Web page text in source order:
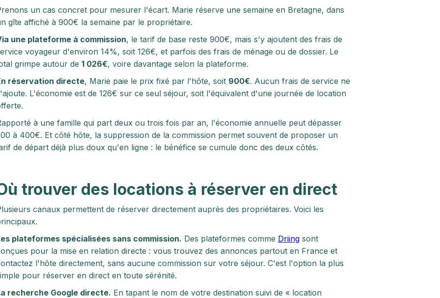
un cas concret pour mesurer l'écart. Marie réserve une semaine en Bretagne, dans
gîte affiché à 900€ la semaine par le propriétaire.
une plateforme à commission, le tarif de base reste 900€, mais s'y ajoutent des frais de
voyageur d'environ 14%, soit 126€, et parfois des frais de ménage ou de dossier. Le
grimpe autour de 1 026€, voire davantage selon la plateforme.
réservation directe, Marie paie le prix fixé par l'hôte, soit 900€. Aucun frais de service ne
L'économie est de 126€ sur ce seul séjour, soit l'équivalent d'une journée de location
à une famille qui part deux ou trois fois par an, l'économie annuelle peut dépasser
à 400€. Et côté hôte, la suppression de la commission permet souvent de proposer un
de départ déjà plus doux qu'en ligne : le bénéfice se cumule donc des deux côtés.
trouver des locations à réserver en direct
canaux permettent de réserver directement auprès des propriétaires. Voici les
plateformes spécialisées sans commission. Des plateformes comme Driingsont
pour la mise en relation directe : vous trouvez des annonces partout en France et
l'hôte directement, sans aucune commission sur votre séjour. C'est l'option la plus
pour réserver en direct en toute sérénité.
recherche Google directe. En tapant le nom de votre destination suivi de « location